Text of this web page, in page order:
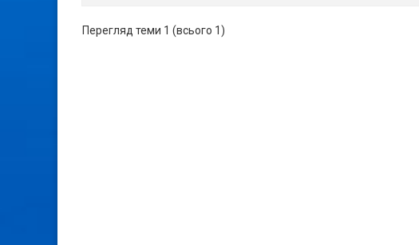
Перегляд теми 1 (всього 1)